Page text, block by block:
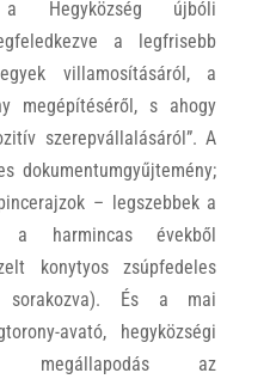
Hegyközség újbóli
a legfrisebb
villamosításáról, a
megépítéséről, s ahogy
szerepvállalásáról”. A
dokumentumgyűjtemény;
– legszebbek a
a harmincas évekből
konytyos zsúpfedeles
sorakozva). És a mai
avató, hegyközségi
megállapodás az